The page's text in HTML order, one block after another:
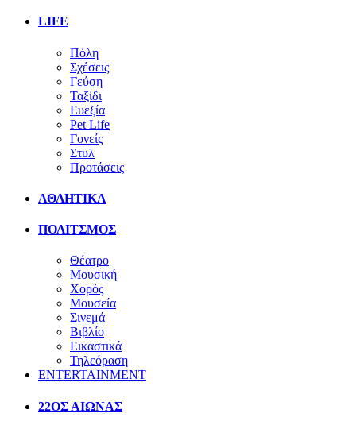
LIFE
Πόλη
Σχέσεις
Γεύση
Ταξίδι
Ευεξία
Pet Life
Γονείς
Στυλ
Προτάσεις
ΑΘΛΗΤΙΚΑ
ΠΟΛΙΤΣΜΟΣ
Θέατρο
Μουσική
Χορός
Μουσεία
Σινεμά
Βιβλίο
Εικαστικά
Τηλεόραση
ENTERTAINMENT
22ΟΣ ΑΙΩΝΑΣ